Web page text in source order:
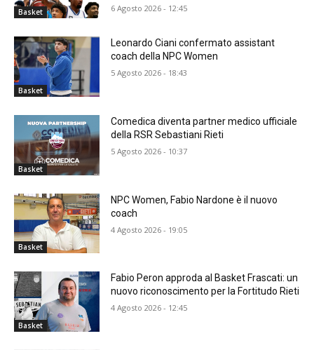
Basket 6 Agosto 2026 - 12:45
Basket
Leonardo Ciani confermato assistant
coach della NPC Women
5 Agosto 2026 - 18:43
Basket
Comedica diventa partner medico ufficiale
della RSR Sebastiani Rieti
5 Agosto 2026 - 10:37
Basket
NPC Women, Fabio Nardone è il nuovo
coach
4 Agosto 2026 - 19:05
Basket
Fabio Peron approda al Basket Frascati: un
nuovo riconoscimento per la Fortitudo Rieti
4 Agosto 2026 - 12:45